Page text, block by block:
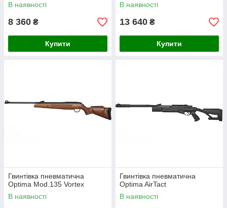
В наявності
8 360 ₴
Купити
В наявності
13 640 ₴
Купити
Гвинтівка пневматична
Optima Mod.135 Vortex
В наявності
Гвинтівка пневматична
Optima AirTact
В наявності